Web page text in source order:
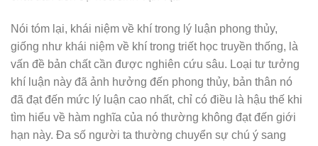
Nói tóm lại, khái niệm về khí trong lý luận phong thủy,
giống như khái niệm về khí trong triết học truyền thống, là
vấn đề bản chất cần được nghiên cứu sâu. Loại tư tưởng
khí luận này đã ảnh hưởng đến phong thủy, bản thân nó
đã đạt đến mức lý luận cao nhất, chỉ có điều là hậu thế khi
tìm hiểu về hàm nghĩa của nó thường không đạt đến giới
hạn này. Đa số người ta thường chuyển sự chú ý sang